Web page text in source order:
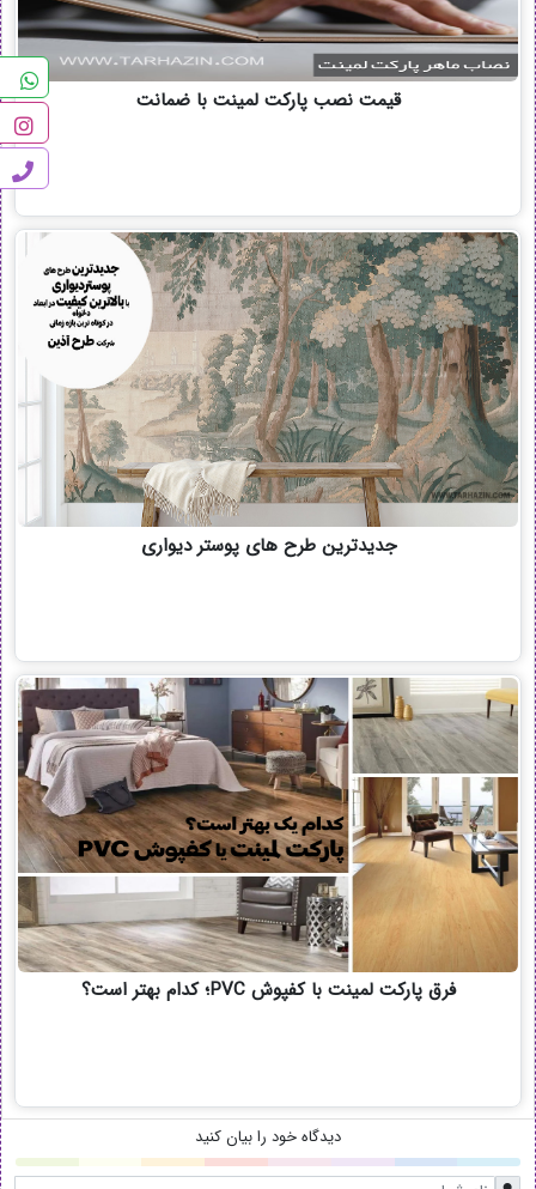
قیمت نصب پارکت لمینت با ضمانت
جدیدترین طرح های پوستر دیواری
فرق پارکت لمینت با کفپوش PVC؛ کدام بهتر است؟
دیدگاه خود را بیان کنید